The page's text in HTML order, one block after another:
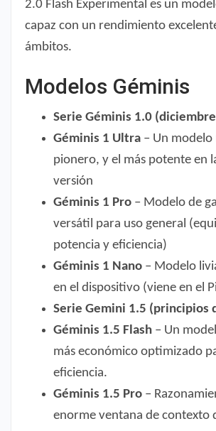
2.0 Flash Experimental es un
capaz con un rendimiento
ámbitos.
Modelos Géminis
Serie Géminis 1.0
Géminis 1 Ultra – Un
pionero, y el más potente en
versión
Géminis 1 Pro – Modelo de
versátil para uso general
potencia y eficiencia)
Géminis 1 Nano – Modelo
en el dispositivo (viene en el
Serie Gemini 1.5 (principios
Géminis 1.5 Flash – Un
más económico optimizado
eficiencia.
Géminis 1.5 Pro –
enorme ventana de contexto